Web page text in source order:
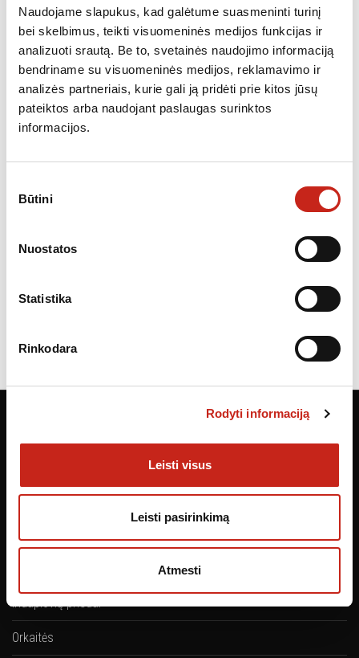
Naudojame slapukus, kad galėtume suasmeninti turinį
bei skelbimus, teikti visuomeninės medijos funkcijas ir
analizuoti srautą. Be to, svetainės naudojimo informaciją
bendriname su visuomeninės medijos, reklamavimo ir
analizės partneriais, kurie gali ją pridėti prie kitos jūsų
pateiktos arba naudojant paslaugas surinktos
informacijos.
pasirinkimas
Būtini
Nuostatos
Statistika
Rinkodara
Rodyti informaciją
Leisti visus
Leisti pasirinkimą
Atmesti
Darbo laikas :
I nedirbame
II-IV 10.00 – 17.30
V 10.00 – 16.30
VI 10.00-14.00
VII nedirbame
Žirmūnų g. 101-25, Vilnius
AB Luminor bankas, sąsk. LT494010051001827091
Gintaras Bagdonas
Džiovyklės
Indaplovių priedai
Orkaitės